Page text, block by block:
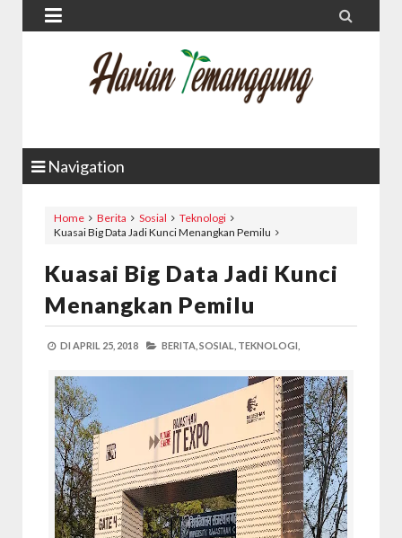
 
Navigation
Home Berita Sosial
Teknologi
Kuasai Big Data Jadi Kunci Menangkan Pemilu
Kuasai Big Data Jadi Kunci
Menangkan Pemilu
DI APRIL 25, 2018 BERITA, SOSIAL, TEKNOLOGI,